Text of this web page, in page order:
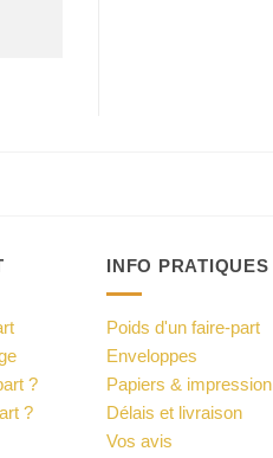
?
?
INFO PRATIQUES
Poids d'un faire-part
Enveloppes
Papiers & impression
Délais et livraison
Vos avis